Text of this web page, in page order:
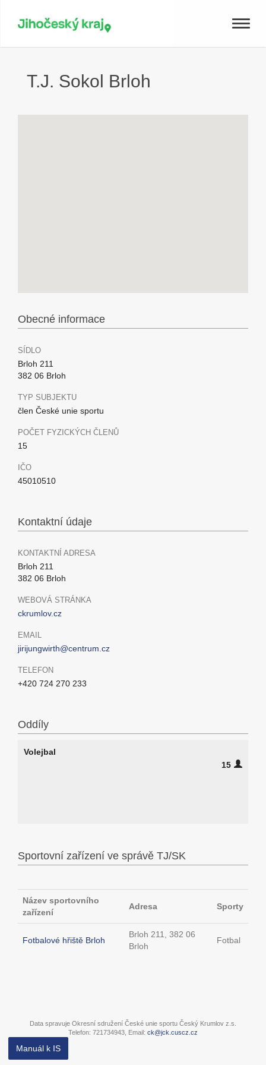
Toggle
T.J. Sokol Brloh
Obecné informace
SÍDLO
Brloh 211
382 06 Brloh
TYP SUBJEKTU
člen České unie sportu
POČET FYZICKÝCH ČLENŮ
15
IČO
45010510
Kontaktní údaje
KONTAKTNÍ ADRESA
Brloh 211
382 06 Brloh
WEBOVÁ STRÁNKA
ckrumlov.cz
EMAIL
jirijungwirth@centrum.cz
TELEFON
+420 724 270 233
Oddíly
Volejbal
15
Sportovní zařízení ve správě TJ/SK
Název sportovního
zařízení
Adresa Sporty
Fotbalové hřiště Brloh
Brloh 211, 382 06
Brloh
Fotbal
Data spravuje Okresní sdružení České unie sportu Český Krumlov z.s.
Telefon: 721734943, Email: ck@jck.cuscz.cz
Manuál k IS